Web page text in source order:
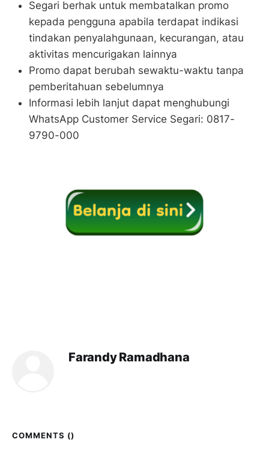
Segari berhak untuk membatalkan promo
kepada pengguna apabila terdapat indikasi
tindakan penyalahgunaan, kecurangan, atau
aktivitas mencurigakan lainnya
Promo dapat berubah sewaktu-waktu tanpa
pemberitahuan sebelumnya
Informasi lebih lanjut dapat menghubungi
WhatsApp Customer Service Segari: 0817-
9790-000
Farandy Ramadhana
COMMENTS ()